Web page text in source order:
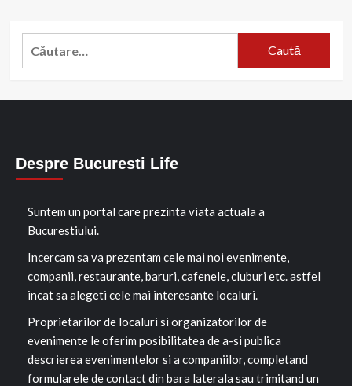
Caută
Despre Bucuresti Life
Suntem un portal care prezinta viata actuala a
Bucurestiului.
Incercam sa va prezentam cele mai noi evenimente,
companii, restaurante, baruri, cafenele, cluburi etc. astfel
incat sa alegeti cele mai interesante localuri.
Proprietarilor de localuri si organizatorilor de
evenimente le oferim posibilitatea de a-si publica
descrierea evenimentelor si a companiilor, completand
formularele de contact din bara laterala sau trimitand un